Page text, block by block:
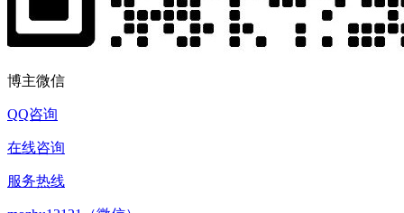
博主微信
QQ咨询
在线咨询
服务热线